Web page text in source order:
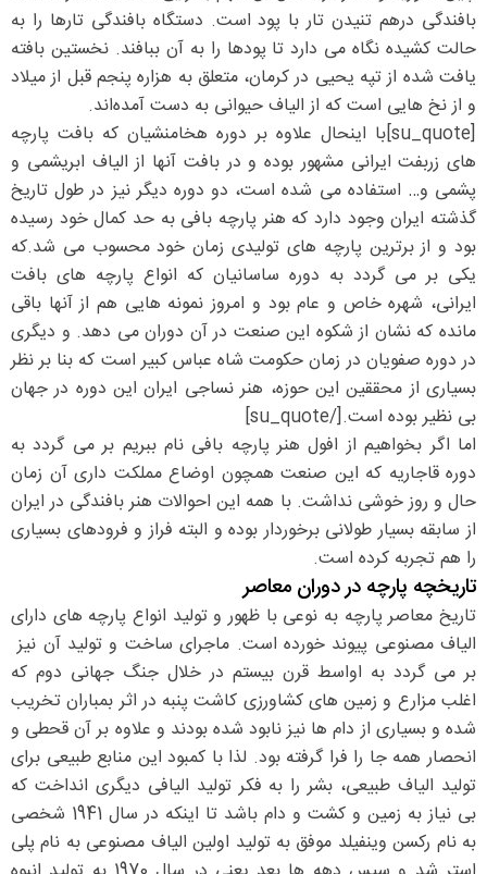
بافندگی درهم تنیدن تار با پود است. دستگاه بافندگی تارها را به
حالت کشیده نگاه می دارد تا پودها را به آن ببافند. نخستین بافته
یافت شده از تپه یحیی در کرمان، متعلق به هزاره پنجم قبل از میلاد
و از نخ هایی است که از الیاف حیوانی به دست آمده‌اند.
[su_quote]با اینحال علاوه بر دوره هخامنشیان که بافت پارچه
های زربفت ایرانی مشهور بوده و در بافت آنها از الیاف ابریشمی و
پشمی و… استفاده می شده است، دو دوره دیگر نیز در طول تاریخ
گذشته ایران وجود دارد که هنر پارچه بافی به حد کمال خود رسیده
بود و از برترین پارچه های تولیدی زمان خود محسوب می شد.که
یکی بر می گردد به دوره ساسانیان که انواع پارچه های بافت
ایرانی، شهره خاص و عام بود و امروز نمونه هایی هم از آنها باقی
مانده که نشان از شکوه این صنعت در آن دوران می دهد. و دیگری
در دوره صفویان در زمان حکومت شاه عباس کبیر است که بنا بر نظر
بسیاری از محققین این حوزه، هنر نساجی ایران این دوره در جهان
بی نظیر بوده است.[/su_quote]
اما اگر بخواهیم از افول هنر پارچه بافی نام ببریم بر می گردد به
دوره قاجاریه که این صنعت همچون اوضاع مملکت داری آن زمان
حال و روز خوشی نداشت. با همه این احوالات هنر بافندگی در ایران
از سابقه بسیار طولانی برخوردار بوده و البته فراز و فرودهای بسیاری
را هم تجربه کرده است.
تاریخچه پارچه در دوران معاصر
تاریخ معاصر پارچه به نوعی با ظهور و تولید انواع پارچه های دارای
الیاف مصنوعی پیوند خورده است. ماجرای ساخت و تولید آن نیز
بر می گردد به اواسط قرن بیستم در خلال جنگ جهانی دوم که
اغلب مزارع و زمین های کشاورزی کاشت پنبه در اثر بمباران تخریب
شده و بسیاری از دام ها نیز نابود شده بودند و علاوه بر آن قحطی و
انحصار همه جا را فرا گرفته بود. لذا با کمبود این منابع طبیعی برای
تولید الیاف طبیعی، بشر را به فکر تولید الیافی دیگری انداخت که
بی نیاز به زمین و کشت و دام باشد تا اینکه در سال 1941 شخصی
به نام رکسن وینفیلد موفق به تولید اولین الیاف مصنوعی به نام پلی